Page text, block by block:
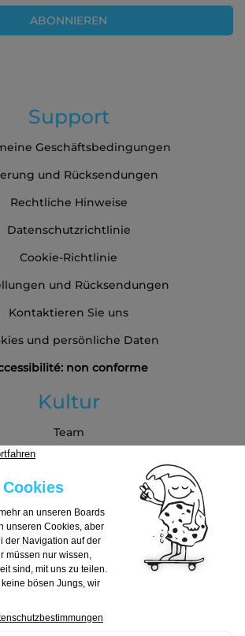
ABONNIEREN
Support
Geschäftsbedingungen
und Rücksendungen
Rechtliche Hinweise
Datenschutzrichtlinie
Cookie-Richtlinie
und Rücksendungen
Kontaktieren Sie uns
und persönliche Daten
non conforme
Kultur
Team
Partners
Kaufberatung
Board auswählen